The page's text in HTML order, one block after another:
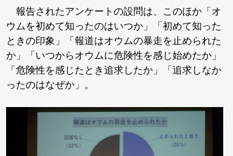
報告されたアンケートの設問は、このほか「オ
ウムを初めて知ったのはいつか」「初めて知った
ときの印象」「報道はオウムの暴走を止められた
か」「いつからオウムに危険性を感じ始めたか」
「危険性を感じたとき追求したか」「追求しなか
ったのはなぜか」。